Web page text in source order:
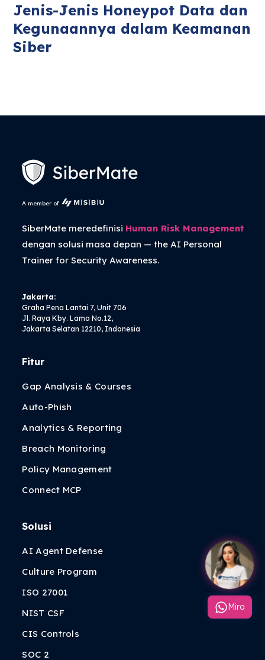
Jenis-Jenis Honeypot Data dan
Kegunaannya dalam Keamanan
Siber
A member of
SiberMate meredefinisi Human Risk Management
dengan solusi masa depan — theAI Personal
Trainerfor Security Awareness.
Jakarta:
Graha Pena Lantai 7, Unit 706
Jl. Raya Kby. Lama No.12,
Jakarta Selatan 12210, Indonesia
Fitur
Gap Analysis & Courses
Auto-Phish
Analytics & Reporting
Breach Monitoring
Policy Management
Connect MCP
Solusi
AI Agent Defense
Culture Program
ISO 27001
NIST CSF
CIS Controls
SOC 2
Mira